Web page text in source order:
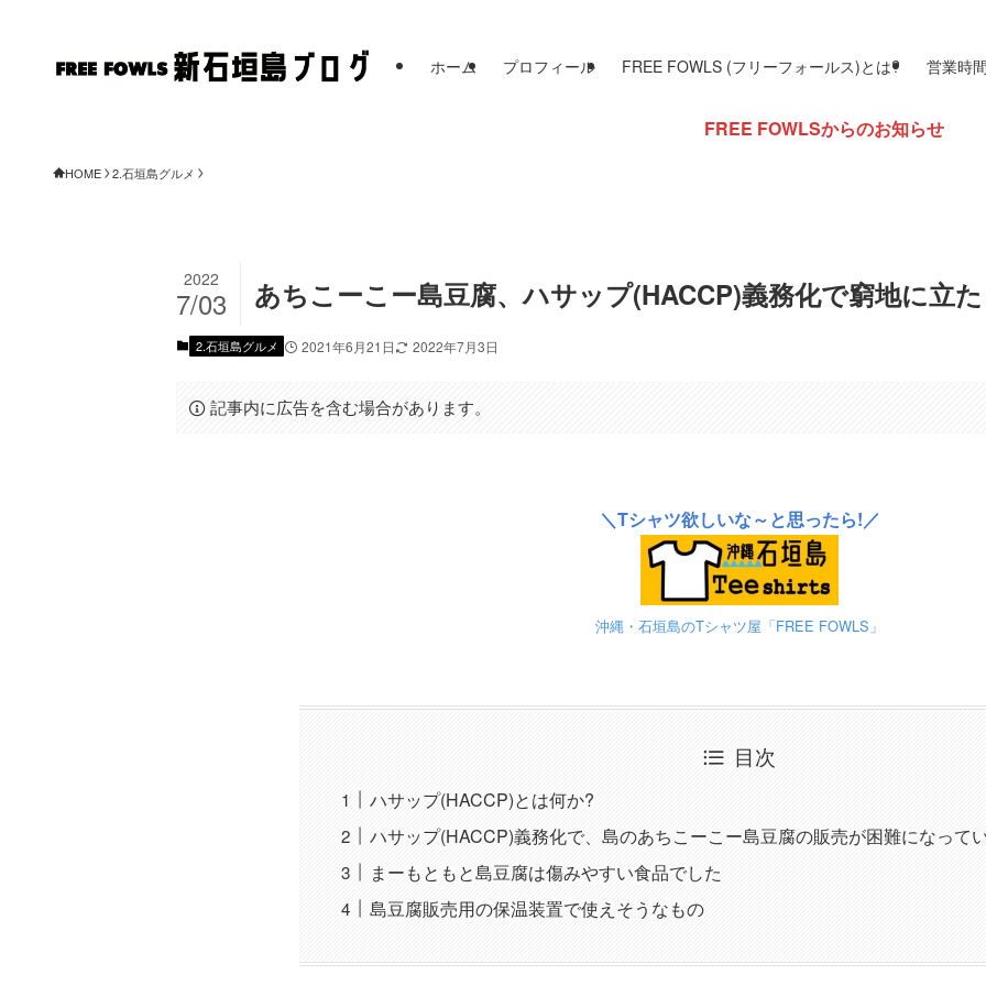
ホーム プロフィール FREE FOWLS (フリーフォールス)とは? 営業時
FREE FOWLSからのお知らせ
HOME 2.石垣島グルメ
あちこーこー島豆腐、ハサップ(HACCP)義務化で窮地に立た
2022
7/03
2.石垣島グルメ 2021年6月21日 2022年7月3日
記事内に広告を含む場合があります。
＼Tシャツ欲しいな～と思ったら!／
沖縄・石垣島のTシャツ屋「FREE FOWLS」
目次
ハサップ(HACCP)とは何か?
ハサップ(HACCP)義務化で、島のあちこーこー島豆腐の販売が困難になって
まーもともと島豆腐は傷みやすい食品でした
島豆腐販売用の保温装置で使えそうなもの